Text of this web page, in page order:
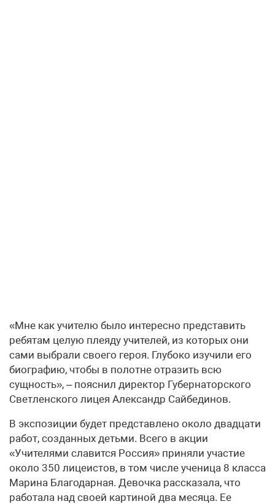
«Мне как учителю было интересно представить
ребятам целую плеяду учителей, из которых они
сами выбрали своего героя. Глубоко изучили его
биографию, чтобы в полотне отразить всю
сущность», – пояснил директор Губернаторского
Светленского лицея Александр Сайбединов.
В экспозиции будет представлено около двадцати
работ, созданных детьми. Всего в акции
«Учителями славится Россия» приняли участие
около 350 лицеистов, в том числе ученица 8 класса
Марина Благодарная. Девочка рассказала, что
работала над своей картиной два месяца. Ее